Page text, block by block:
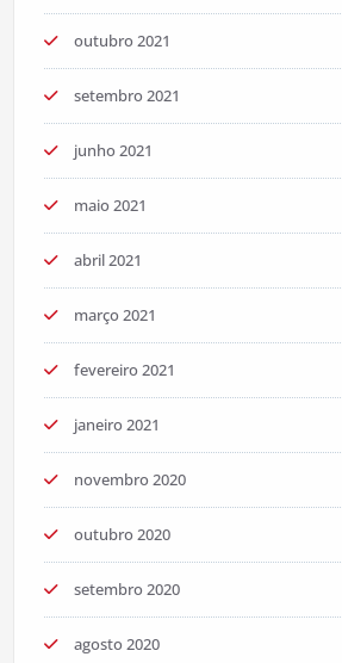
outubro 2021
setembro 2021
junho 2021
maio 2021
abril 2021
março 2021
fevereiro 2021
janeiro 2021
novembro 2020
outubro 2020
setembro 2020
agosto 2020